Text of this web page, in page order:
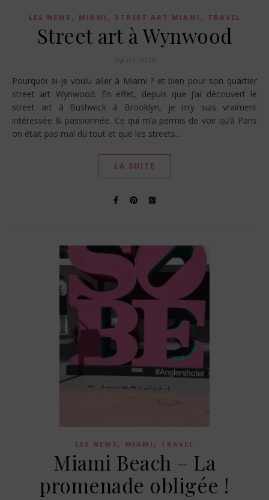
LES NEWS , MIAMI , STREET ART MIAMI , TRAVEL
Street art à Wynwood
04/03/2020
Pourquoi ai-je voulu aller à Miami ? et bien pour son quartier
street art Wynwood. En effet, depuis que j’ai découvert le
street art à Bushwick à Brooklyn, je m’y suis vraiment
intéressée & passionnée. Ce qui m’a permis de voir qu’à Paris
on était pas mal du tout et que les streets…
LA SUITE
LES NEWS , MIAMI , TRAVEL
Miami Beach – La
promenade obligée !